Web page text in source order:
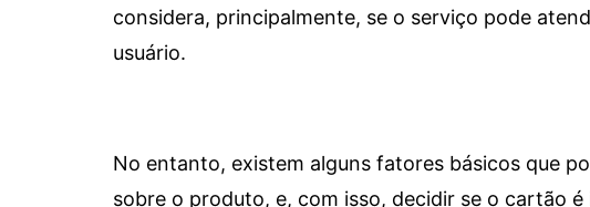
considera, principalmente, se o serviço pode
usuário.
No entanto, existem alguns fatores básicos que
sobre o produto, e, com isso, decidir se o cartão